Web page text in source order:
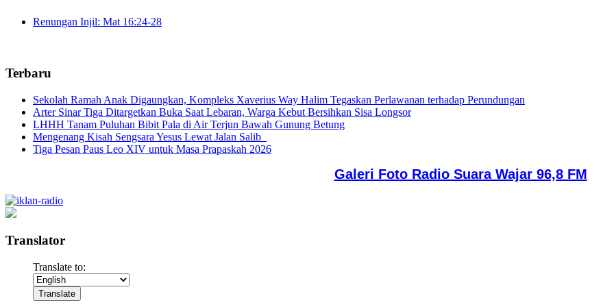
Renungan Injil: Mat 16:24-28
Terbaru
Sekolah Ramah Anak Digaungkan, Kompleks Xaverius Way Halim Tegaskan Perlawanan terhadap Perundungan
Arter Sinar Tiga Ditargetkan Buka Saat Lebaran, Warga Kebut Bersihkan Sisa Longsor
LHHH Tanam Puluhan Bibit Pala di Air Terjun Bawah Gunung Betung
Mengenang Kisah Sengsara Yesus Lewat Jalan Salib
Tiga Pesan Paus Leo XIV untuk Masa Prapaskah 2026
Galeri Foto Radio Suara Wajar 96,8 FM
Translator
Translate to: